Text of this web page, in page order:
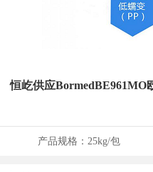
恒屹供应BormedBE961MO
产品规格： 25kg/包